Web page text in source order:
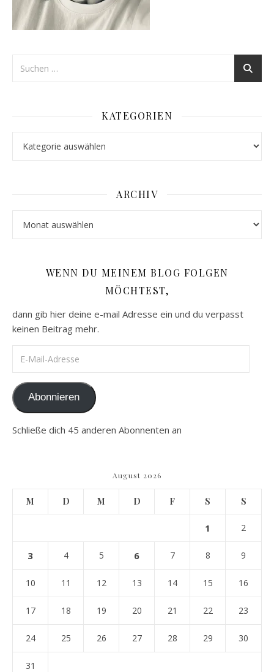
KATEGORIEN
ARCHIV
WENN DU MEINEM BLOG FOLGEN
MÖCHTEST,
dann gib hier deine e-mail Adresse ein und du verpasst
keinen Beitrag mehr.
Abonnieren
Schließe dich 45 anderen Abonnenten an
August 2026
M D M D F S S
1 2
3 4 5 6 7 8 9
10 11 12 13 14 15 16
17 18 19 20 21 22 23
24 25 26 27 28 29 30
31